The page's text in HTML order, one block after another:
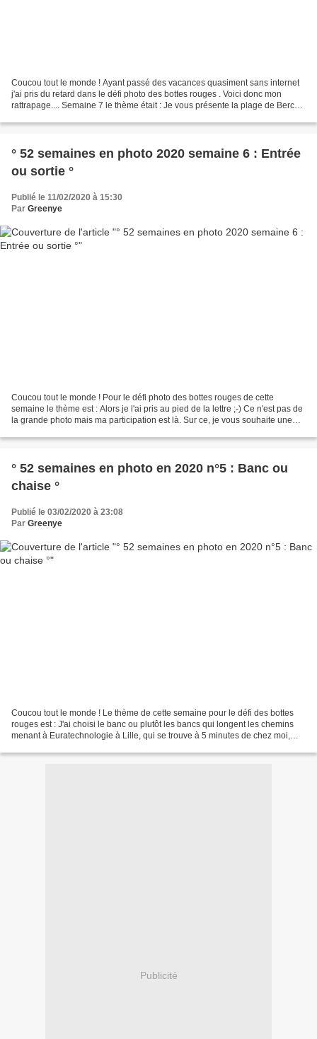
Coucou tout le monde ! Ayant passé des vacances quasiment sans internet
j'ai pris du retard dans le défi photo des bottes rouges . Voici donc mon
rattrapage.... Semaine 7 le thème était : Je vous présente la plage de Berck
° 52 semaines en photo 2020 semaine 6 : Entrée
ou sortie °
Publié le 11/02/2020 à 15:30
Par Greenye
Coucou tout le monde ! Pour le défi photo des bottes rouges de cette
semaine le thème est : Alors je l'ai pris au pied de la lettre ;-) Ce n'est pas de
la grande photo mais ma participation est là. Sur ce, je vous souhaite une
° 52 semaines en photo en 2020 n°5 : Banc ou
chaise °
Publié le 03/02/2020 à 23:08
Par Greenye
Coucou tout le monde ! Le thème de cette semaine pour le défi des bottes
rouges est : J'ai choisi le banc ou plutôt les bancs qui longent les chemins
menant à Euratechnologie à Lille, qui se trouve à 5 minutes de chez moi,
Publicité